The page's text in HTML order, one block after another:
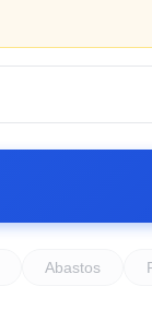
Abastos